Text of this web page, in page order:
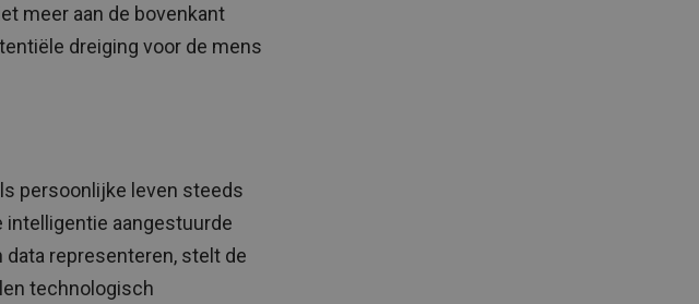
meer aan de bovenkant
dreiging voor de mens
persoonlijke leven steeds
intelligentie aangestuurde
representeren, stelt de
technologisch